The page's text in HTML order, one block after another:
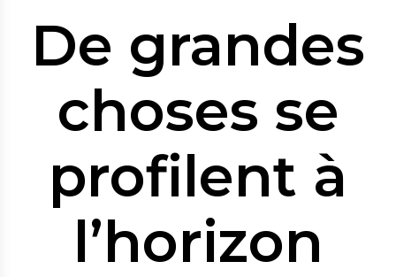
De grandes
choses se
profilent à
l’horizon